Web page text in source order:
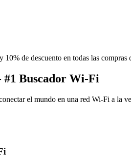
10% de descuento en todas las
Buscador Wi-Fi
el mundo en una red Wi-Fi a la